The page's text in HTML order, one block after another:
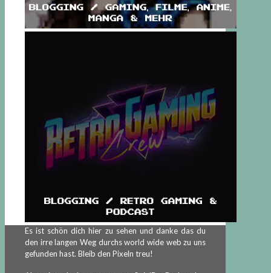
Es ist schön dich hier zu sehen und danke das du
den irre langen Weg durchs world wide web zu uns
gefunden hast. Bleib den Pixeln treu!